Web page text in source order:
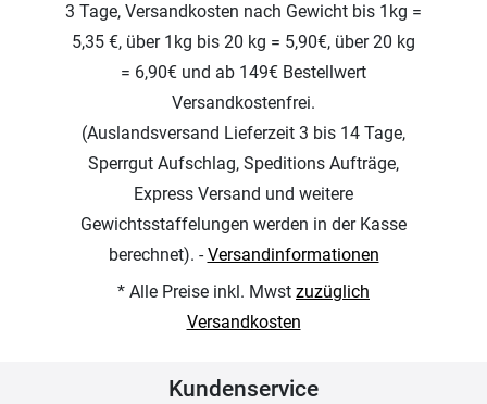
3 Tage, Versandkosten nach Gewicht bis 1kg =
5,35 €, über 1kg bis 20 kg = 5,90€, über 20 kg
= 6,90€ und ab 149€ Bestellwert
Versandkostenfrei.
(Auslandsversand Lieferzeit 3 bis 14 Tage,
Sperrgut Aufschlag, Speditions Aufträge,
Express Versand und weitere
Gewichtsstaffelungen werden in der Kasse
berechnet). -Versandinformationen
* Alle Preise inkl. Mwst zuzüglich
Versandkosten
Kundenservice